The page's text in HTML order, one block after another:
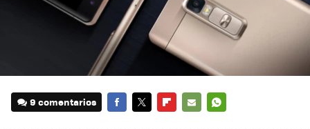
9 comentarios